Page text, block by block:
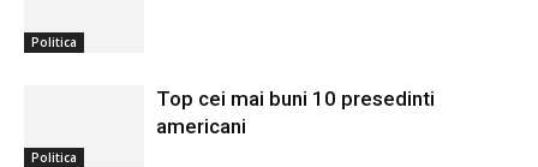
Politica
Politica
Top cei mai buni 10 presedinti
americani